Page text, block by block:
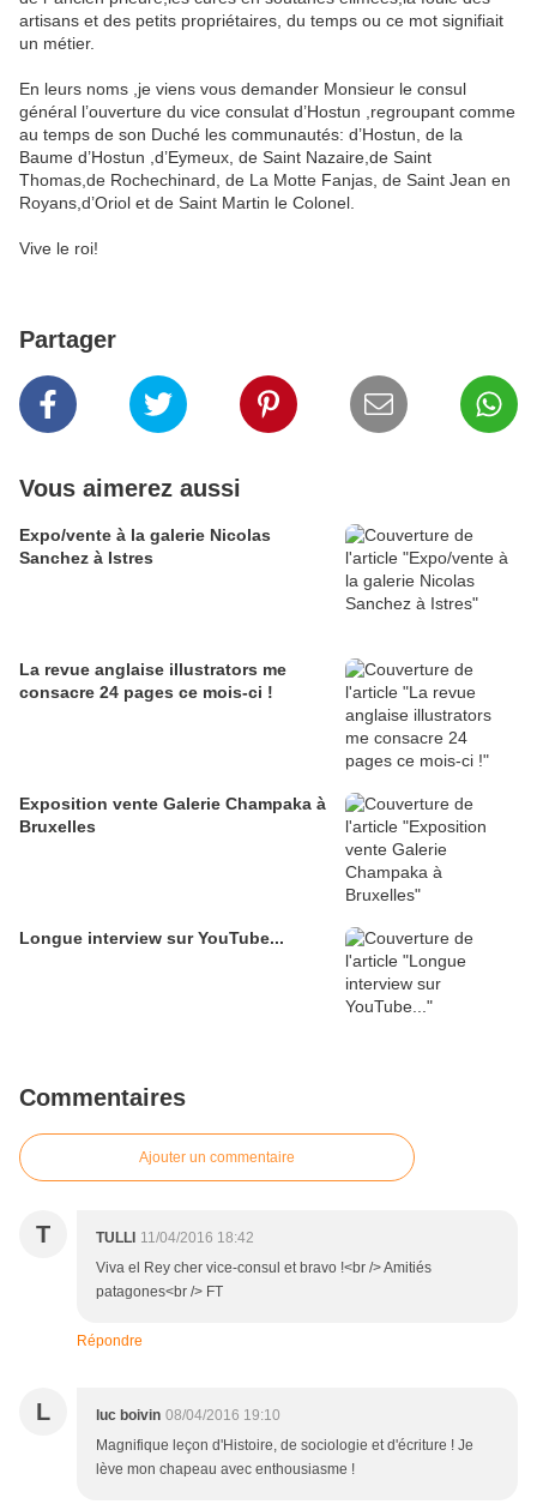
artisans et des petits propriétaires, du temps ou ce mot signifiait
un métier.
En leurs noms ,je viens vous demander Monsieur le consul
général l’ouverture du vice consulat d’Hostun ,regroupant comme
au temps de son Duché les communautés: d’Hostun, de la
Baume d’Hostun ,d’Eymeux, de Saint Nazaire,de Saint
Thomas,de Rochechinard, de La Motte Fanjas, de Saint Jean en
Royans,d’Oriol et de Saint Martin le Colonel.
Vive le roi!
Partager
Vous aimerez aussi
Expo/vente à la galerie Nicolas
Sanchez à Istres
La revue anglaise illustrators me
consacre 24 pages ce mois-ci !
Exposition vente Galerie Champaka à
Bruxelles
Longue interview sur YouTube...
Commentaires
Ajouter un commentaire
T TULLI 11/04/2016 18:42
Viva el Rey cher vice-consul et bravo !<br /> Amitiés
patagones<br /> FT
Répondre
L luc boivin 08/04/2016 19:10
Magnifique leçon d'Histoire, de sociologie et d'écriture ! Je
lève mon chapeau avec enthousiasme !